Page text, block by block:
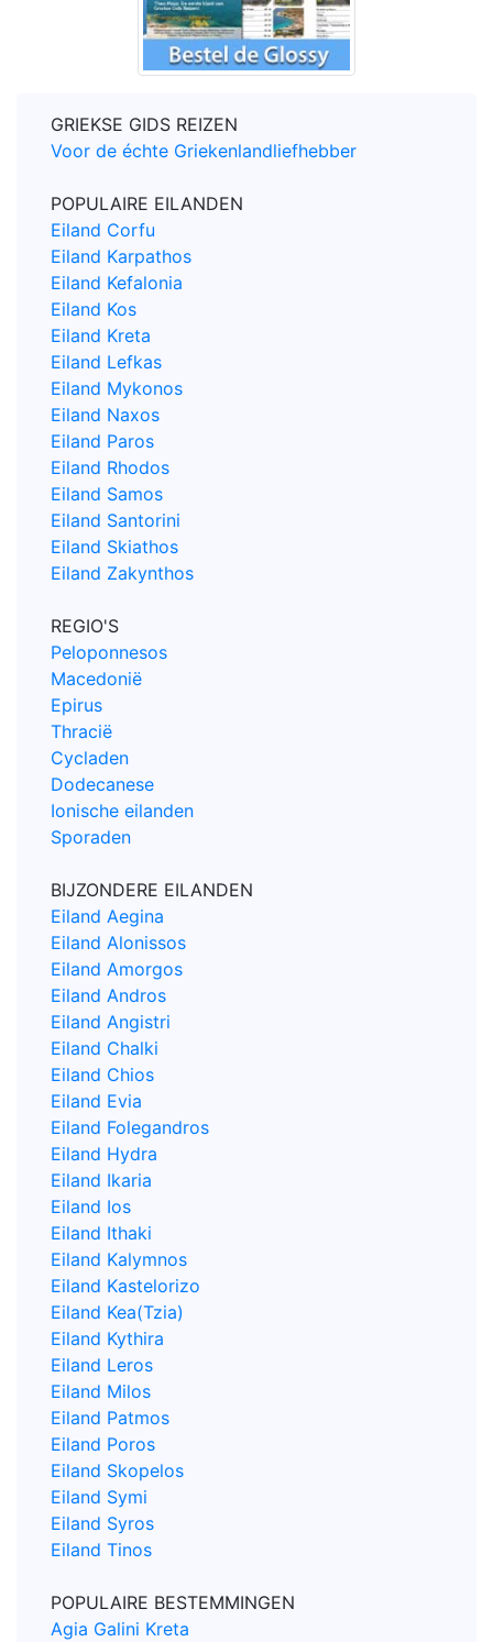
GRIEKSE GIDS REIZEN
Voor de échte Griekenlandliefhebber
POPULAIRE EILANDEN
Eiland Corfu
Eiland Karpathos
Eiland Kefalonia
Eiland Kos
Eiland Kreta
Eiland Lefkas
Eiland Mykonos
Eiland Naxos
Eiland Paros
Eiland Rhodos
Eiland Samos
Eiland Santorini
Eiland Skiathos
Eiland Zakynthos
REGIO'S
Peloponnesos
Macedonië
Epirus
Thracië
Cycladen
Dodecanese
Ionische eilanden
Sporaden
BIJZONDERE EILANDEN
Eiland Aegina
Eiland Alonissos
Eiland Amorgos
Eiland Andros
Eiland Angistri
Eiland Chalki
Eiland Chios
Eiland Evia
Eiland Folegandros
Eiland Hydra
Eiland Ikaria
Eiland Ios
Eiland Ithaki
Eiland Kalymnos
Eiland Kastelorizo
Eiland Kea(Tzia)
Eiland Kythira
Eiland Leros
Eiland Milos
Eiland Patmos
Eiland Poros
Eiland Skopelos
Eiland Symi
Eiland Syros
Eiland Tinos
POPULAIRE BESTEMMINGEN
Agia Galini Kreta